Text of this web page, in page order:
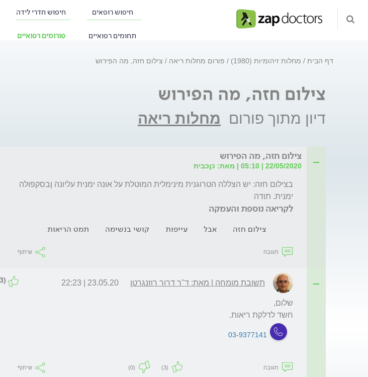
חיפוש רופאים חיפוש חדרי לידה
תחומים רפואיים פורומים רפואיים
דף הבית מחלות זיהומיות (1980) פורום מחלות ריאה צילום חזה, מה הפירוש
צילום חזה, מה הפירוש
דיון מתוך פורום מחלות ריאה
צילום חזה, מה הפירוש
22/05/2020 | 05:10 | מאת: כןכבית
ימנית. תודה
לקריאה נוספת והעמקה
צילום חזה אבל עייפות קושי בנשימה תמט הריאות
תגובה שיתוף
תשובת מומחה | מאת: ד''ר דרור רוזנגרטן 23.05.20 | 22:23
(3)
חשד לדלקת ריאות.
03-9377141
תגובה (3)
(0) שיתוף